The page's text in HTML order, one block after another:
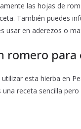
las hojas de
También puedes
usar en aderezos o
romero para
esta hierba en
receta sencilla